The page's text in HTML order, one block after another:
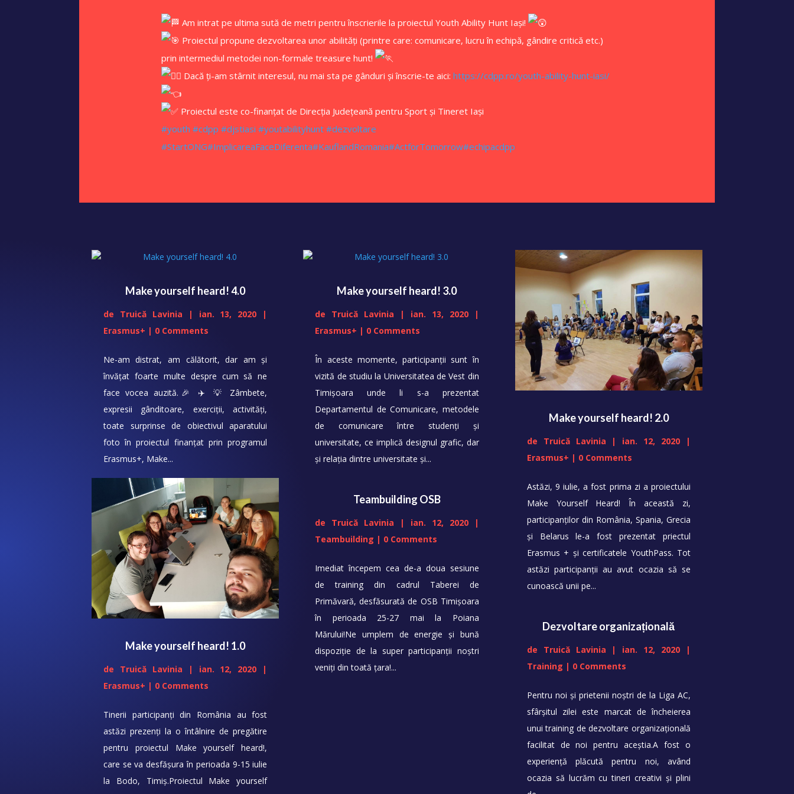
Am intrat pe ultima sută de metri pentru înscrierile la proiectul Youth Ability Hunt Iași!
Proiectul propune dezvoltarea unor abilități (printre care: comunicare, lucru în echipă, gândire critică etc.)
prin intermediul metodei non-formale treasure hunt!
Dacă ți-am stârnit interesul, nu mai sta pe gânduri și înscrie-te aici: https://cdpp.ro/youth-ability-hunt-iasi/
Proiectul este co-finanțat de Direcția Județeană pentru Sport și Tineret Iași
#youth #cdpp #djstiasi #youtabilityhunt #dezvoltare
#StartONG#ImplicareaFaceDiferenta#KauflandRomania#ActforTomorrow#echipacdpp
Make yourself heard! 4.0
de Truică Lavinia | ian. 13, 2020 |
Erasmus+ | 0 Comments
Ne-am distrat, am călătorit, dar am și
învățat foarte multe despre cum să ne
face vocea auzită.🎉 ✈️ 💡 Zâmbete,
expresii gânditoare, exerciții, activități,
toate surprinse de obiectivul aparatului
foto în proiectul finanțat prin programul
Erasmus+, Make...
Make yourself heard! 1.0
de Truică Lavinia | ian. 12, 2020 |
Erasmus+ | 0 Comments
Tinerii participanți din România au fost
astăzi prezenți la o întâlnire de pregătire
pentru proiectul Make yourself heard!,
care se va desfășura în perioada 9-15 iulie
la Bodo, Timiș.Proiectul Make yourself
Make yourself heard! 3.0
de Truică Lavinia | ian. 13, 2020|
Erasmus+ | 0 Comments
În aceste momente, participanții sunt în
vizită de studiu la Universitatea de Vest din
Timișoara unde li s-a prezentat
Departamentul de Comunicare, metodele
de comunicare între studenți și
universitate, ce implică designul grafic, dar
și relația dintre universitate și...
Teambuilding OSB
de Truică Lavinia | ian. 12, 2020|
Teambuilding | 0 Comments
Imediat începem cea de-a doua sesiune
de training din cadrul Taberei de
Primăvară, desfăsurată de OSB Timișoara
în perioada 25-27 mai la Poiana
Mărului!Ne umplem de energie şi bună
dispoziție de la super participanții noștri
veniți din toată țara!...
Make yourself heard! 2.0
de Truică Lavinia | ian. 12, 2020 |
Erasmus+ | 0 Comments
Astăzi, 9 iulie, a fost prima zi a proiectului
Make Yourself Heard! În această zi,
participanților din România, Spania, Grecia
și Belarus le-a fost prezentat priectul
Erasmus + și certificatele YouthPass. Tot
astăzi participanții au avut ocazia să se
cunoască unii pe...
Dezvoltare organizațională
de Truică Lavinia | ian. 12, 2020 |
Training | 0 Comments
Pentru noi și prietenii noștri de la Liga AC,
sfârșitul zilei este marcat de încheierea
unui training de dezvoltare organizațională
facilitat de noi pentru aceștia.A fost o
experiență plăcută pentru noi, având
ocazia să lucrăm cu tineri creativi și plini